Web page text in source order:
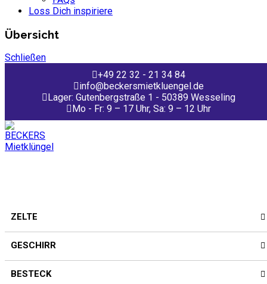
Loss Dich inspiriere
Übersicht
Schließen
+49 22 32 - 21 34 84
info@beckersmietkluengel.de
Lager: Gutenbergstraße 1 - 50389 Wesseling
Mo - Fr: 9 – 17 Uhr, Sa: 9 – 12 Uhr
ZELTE
GESCHIRR
BESTECK